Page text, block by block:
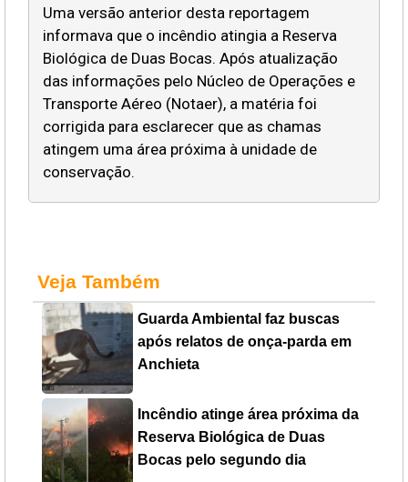
Uma versão anterior desta reportagem
informava que o incêndio atingia a Reserva
Biológica de Duas Bocas. Após atualização
das informações pelo Núcleo de Operações e
Transporte Aéreo (Notaer), a matéria foi
corrigida para esclarecer que as chamas
atingem uma área próxima à unidade de
conservação.
Veja Também
Guarda Ambiental faz buscas
após relatos de onça-parda em
Anchieta
Incêndio atinge área próxima da
Reserva Biológica de Duas
Bocas pelo segundo dia